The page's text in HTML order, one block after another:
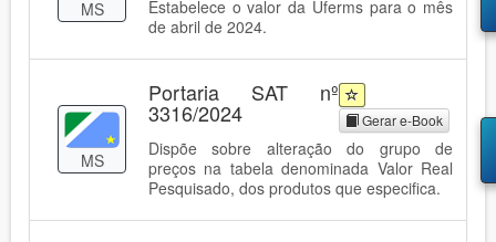
MS
Estabelece o valor da Uferms para o mês
de abril de 2024.
MS
Portaria SAT nº
3316/2024 Gerar e-Book
Dispõe sobre alteração do grupo de
preços na tabela denominada Valor Real
Pesquisado, dos produtos que especifica.